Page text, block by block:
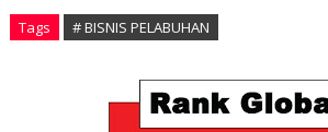
Tags # BISNIS PELABUHAN